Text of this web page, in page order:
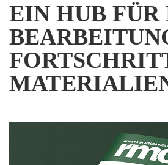
EIN HUB FÜR